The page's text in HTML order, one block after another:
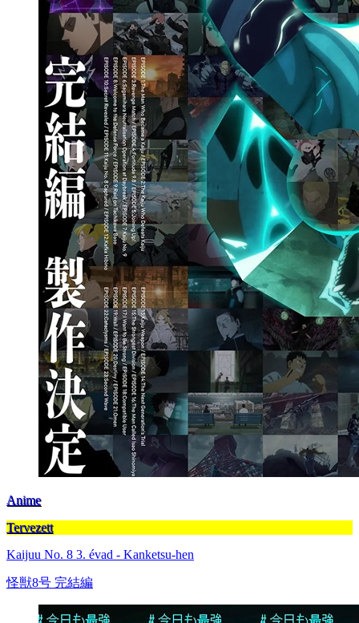
Anime
Tervezett
Kaijuu No. 8 3. évad - Kanketsu-hen
怪獣8号 完結編